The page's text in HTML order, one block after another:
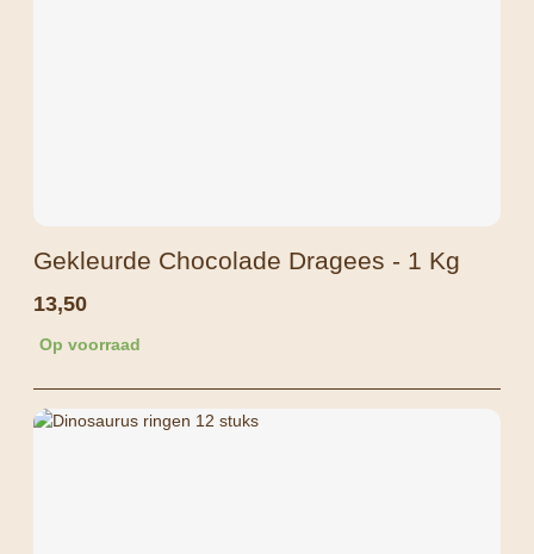
Gekleurde Chocolade Dragees - 1 Kg
13,50
Op voorraad